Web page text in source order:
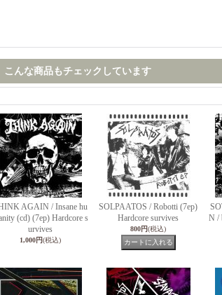
こんな商品もチェックしています
AGAIN / Insane hu
(cd) (7ep) Hardcore s
urvives
1,000円(税込)
SOLPAATOS / Robotti (7ep)
Hardcore survives
800円(税込)
N /